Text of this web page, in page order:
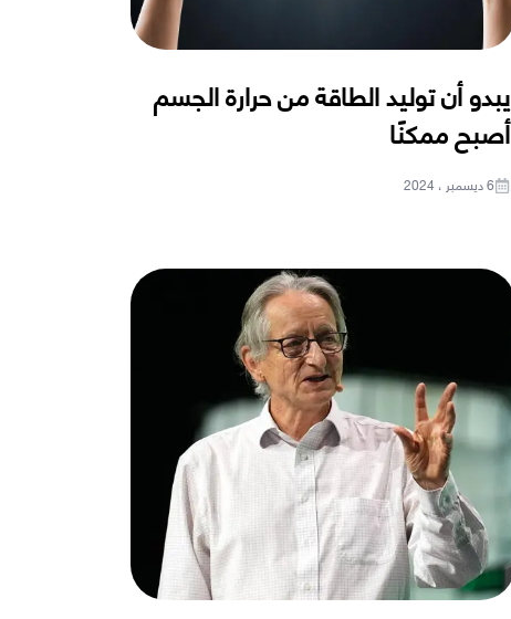
يبدو أن توليد الطاقة من حرارة الجسم
أصبح ممكنًا
6 ديسمبر ، 2024